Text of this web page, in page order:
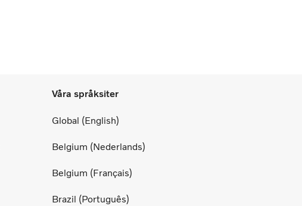
Våra språksiter
Global (English)
Belgium (Nederlands)
Belgium (Français)
Brazil (Português)